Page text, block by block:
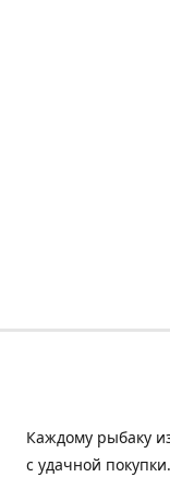
Каждому рыбаку
с удачной